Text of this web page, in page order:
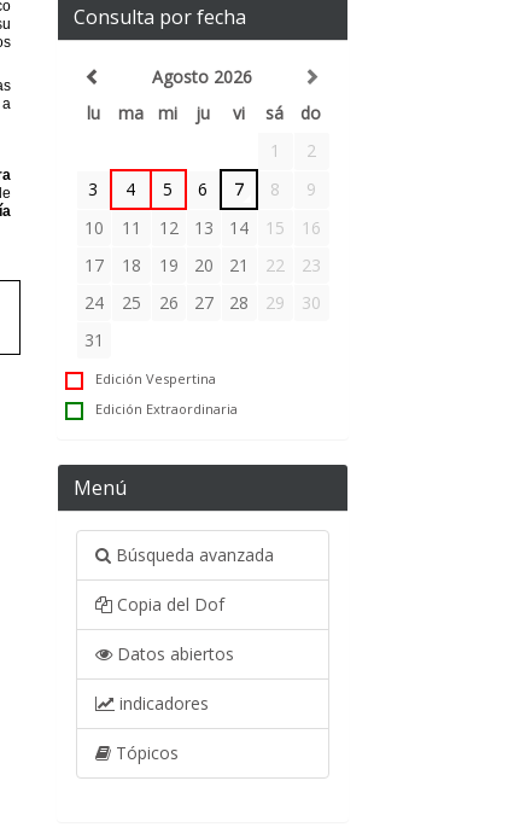
Consulta por fecha
Agosto 2026
lu
ma mi ju vi sá
do
1
2
3
4 5 6 7 8
9
10
11 12 13 14 15
16
17
18 19 20 21 22
23
24
25 26 27 28 29
30
31
Edición Vespertina
Edición Extraordinaria
Menú
Búsqueda avanzada
Copia del Dof
Datos abiertos
indicadores
Tópicos